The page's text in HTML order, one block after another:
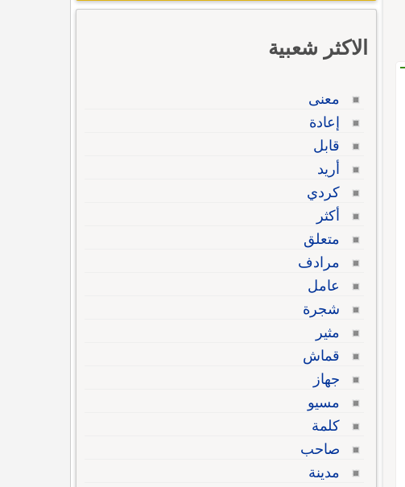
الاكثر شعبية
معنى
إعادة
قابل
أريد
كردي
أكثر
متعلق
مرادف
عامل
شجرة
مثير
قماش
جهاز
مسيو
كلمة
صاحب
مدينة